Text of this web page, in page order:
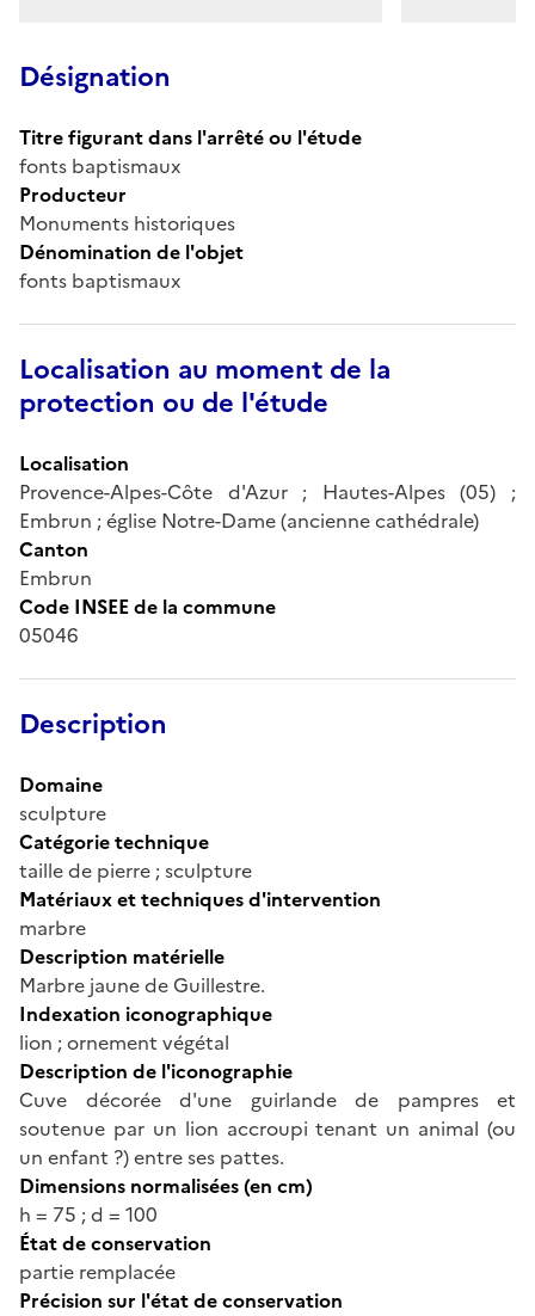
Désignation
Titre figurant dans l'arrêté ou l'étude
fonts baptismaux
Producteur
Monuments historiques
Dénomination de l'objet
fonts baptismaux
Localisation au moment de la
protection ou de l'étude
Localisation
Provence-Alpes-Côte d'Azur ; Hautes-Alpes (05) ;
Embrun ; église Notre-Dame (ancienne cathédrale)
Canton
Embrun
Code INSEE de la commune
05046
Description
Domaine
sculpture
Catégorie technique
taille de pierre ; sculpture
Matériaux et techniques d'intervention
marbre
Description matérielle
Marbre jaune de Guillestre.
Indexation iconographique
lion ; ornement végétal
Description de l'iconographie
Cuve décorée d'une guirlande de pampres et
soutenue par un lion accroupi tenant un animal (ou
un enfant ?) entre ses pattes.
Dimensions normalisées (en cm)
h = 75 ; d = 100
État de conservation
partie remplacée
Précision sur l'état de conservation